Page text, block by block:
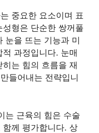
중요한 요소이며 표
형은 단순한 쌍꺼풀
눈을 뜨는 기능과 미
과정입니다. 눈매
는 힘의 흐름을 재
들어내는 전략입니
는 근육의 힘은 수술
께 평가합니다. 상